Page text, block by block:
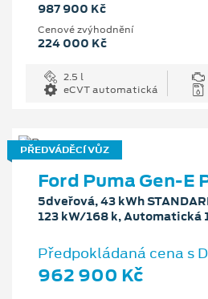
987 900 Kč
Cenové zvýhodnění
224 000 Kč
2.5 l
eCVT automatická
PŘEDVÁDĚCÍ VŮZ
Ford Puma Gen-E
5dveřová, 43 kWh
123 kW/168 k, Automatická
Předpokládaná cena s
962 900 Kč